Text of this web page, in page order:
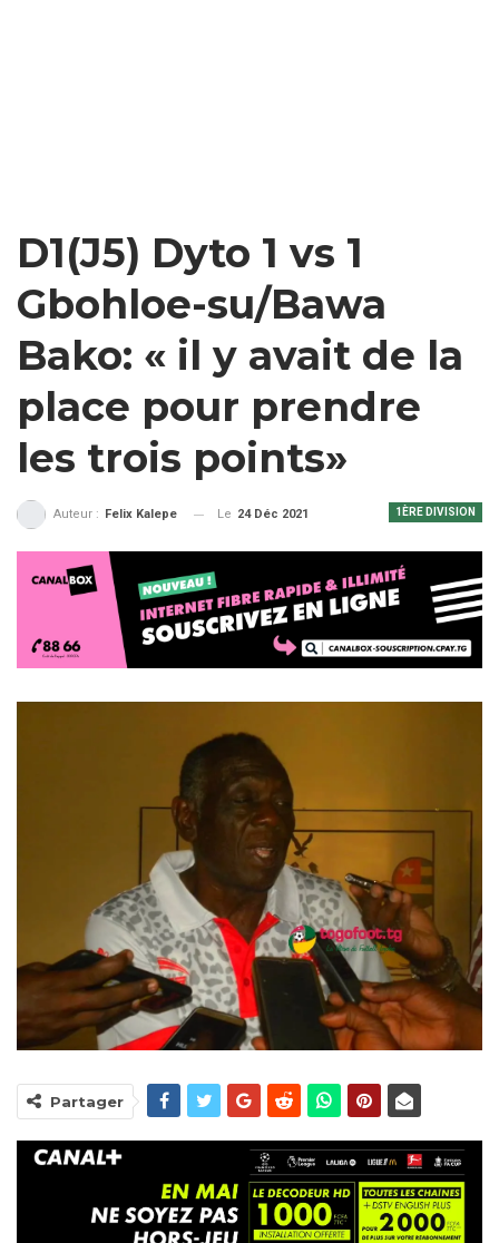
D1(J5) Dyto 1 vs 1
Gbohloe-su/Bawa
Bako: « il y avait de la
place pour prendre
les trois points»
1ÈRE DIVISION
Auteur : Felix Kalepe Le 24 Déc 2021
Partager